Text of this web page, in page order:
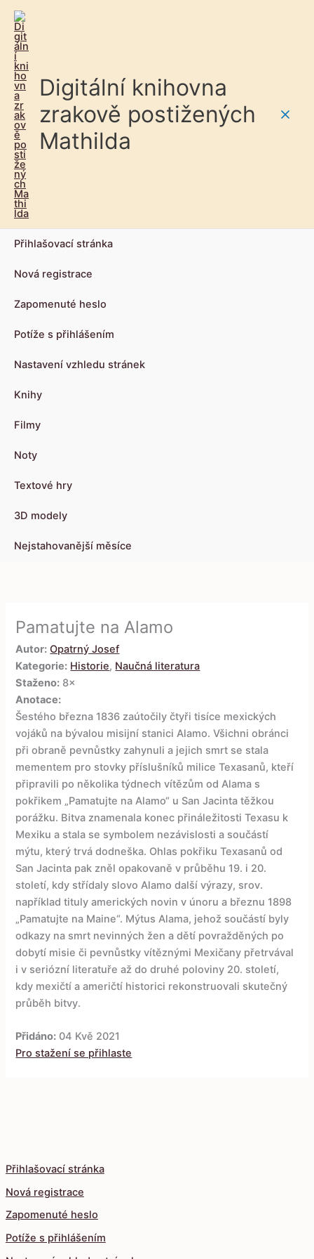
Digitální knihovna
zrakově postižených
Mathilda
Přihlašovací stránka
Nová registrace
Zapomenuté heslo
Potíže s přihlášením
Nastavení vzhledu stránek
Knihy
Filmy
Noty
Textové hry
3D modely
Nejstahovanější měsíce
Přihlašovací stránka
Nová registrace
Zapomenuté heslo
Potíže s přihlášením
Pamatujte na Alamo
Autor: Opatrný Josef
Kategorie: Historie, Naučná literatura
Staženo: 8×
Anotace:
Šestého března 1836 zaútočily čtyři tisíce mexických
vojáků na bývalou misijní stanici Alamo. Všichni obránci
při obraně pevnůstky zahynuli a jejich smrt se stala
mementem pro stovky příslušníků milice Texasanů, kteří
připravili po několika týdnech vítězům od Alama s
pokřikem „Pamatujte na Alamo“ u San Jacinta těžkou
porážku. Bitva znamenala konec přináležitosti Texasu k
Mexiku a stala se symbolem nezávislosti a součástí
mýtu, který trvá dodneška. Ohlas pokřiku Texasanů od
San Jacinta pak zněl opakovaně v průběhu 19. i 20.
století, kdy střídaly slovo Alamo další výrazy, srov.
například tituly amerických novin v únoru a březnu 1898
„Pamatujte na Maine“. Mýtus Alama, jehož součástí byly
odkazy na smrt nevinných žen a dětí povražděných po
dobytí misie či pevnůstky vítěznými Mexičany přetrvával
i v seriózní literatuře až do druhé poloviny 20. století,
kdy mexičtí a američtí historici rekonstruovali skutečný
průběh bitvy.
Přidáno: 04 Kvě 2021
Pro stažení se přihlaste